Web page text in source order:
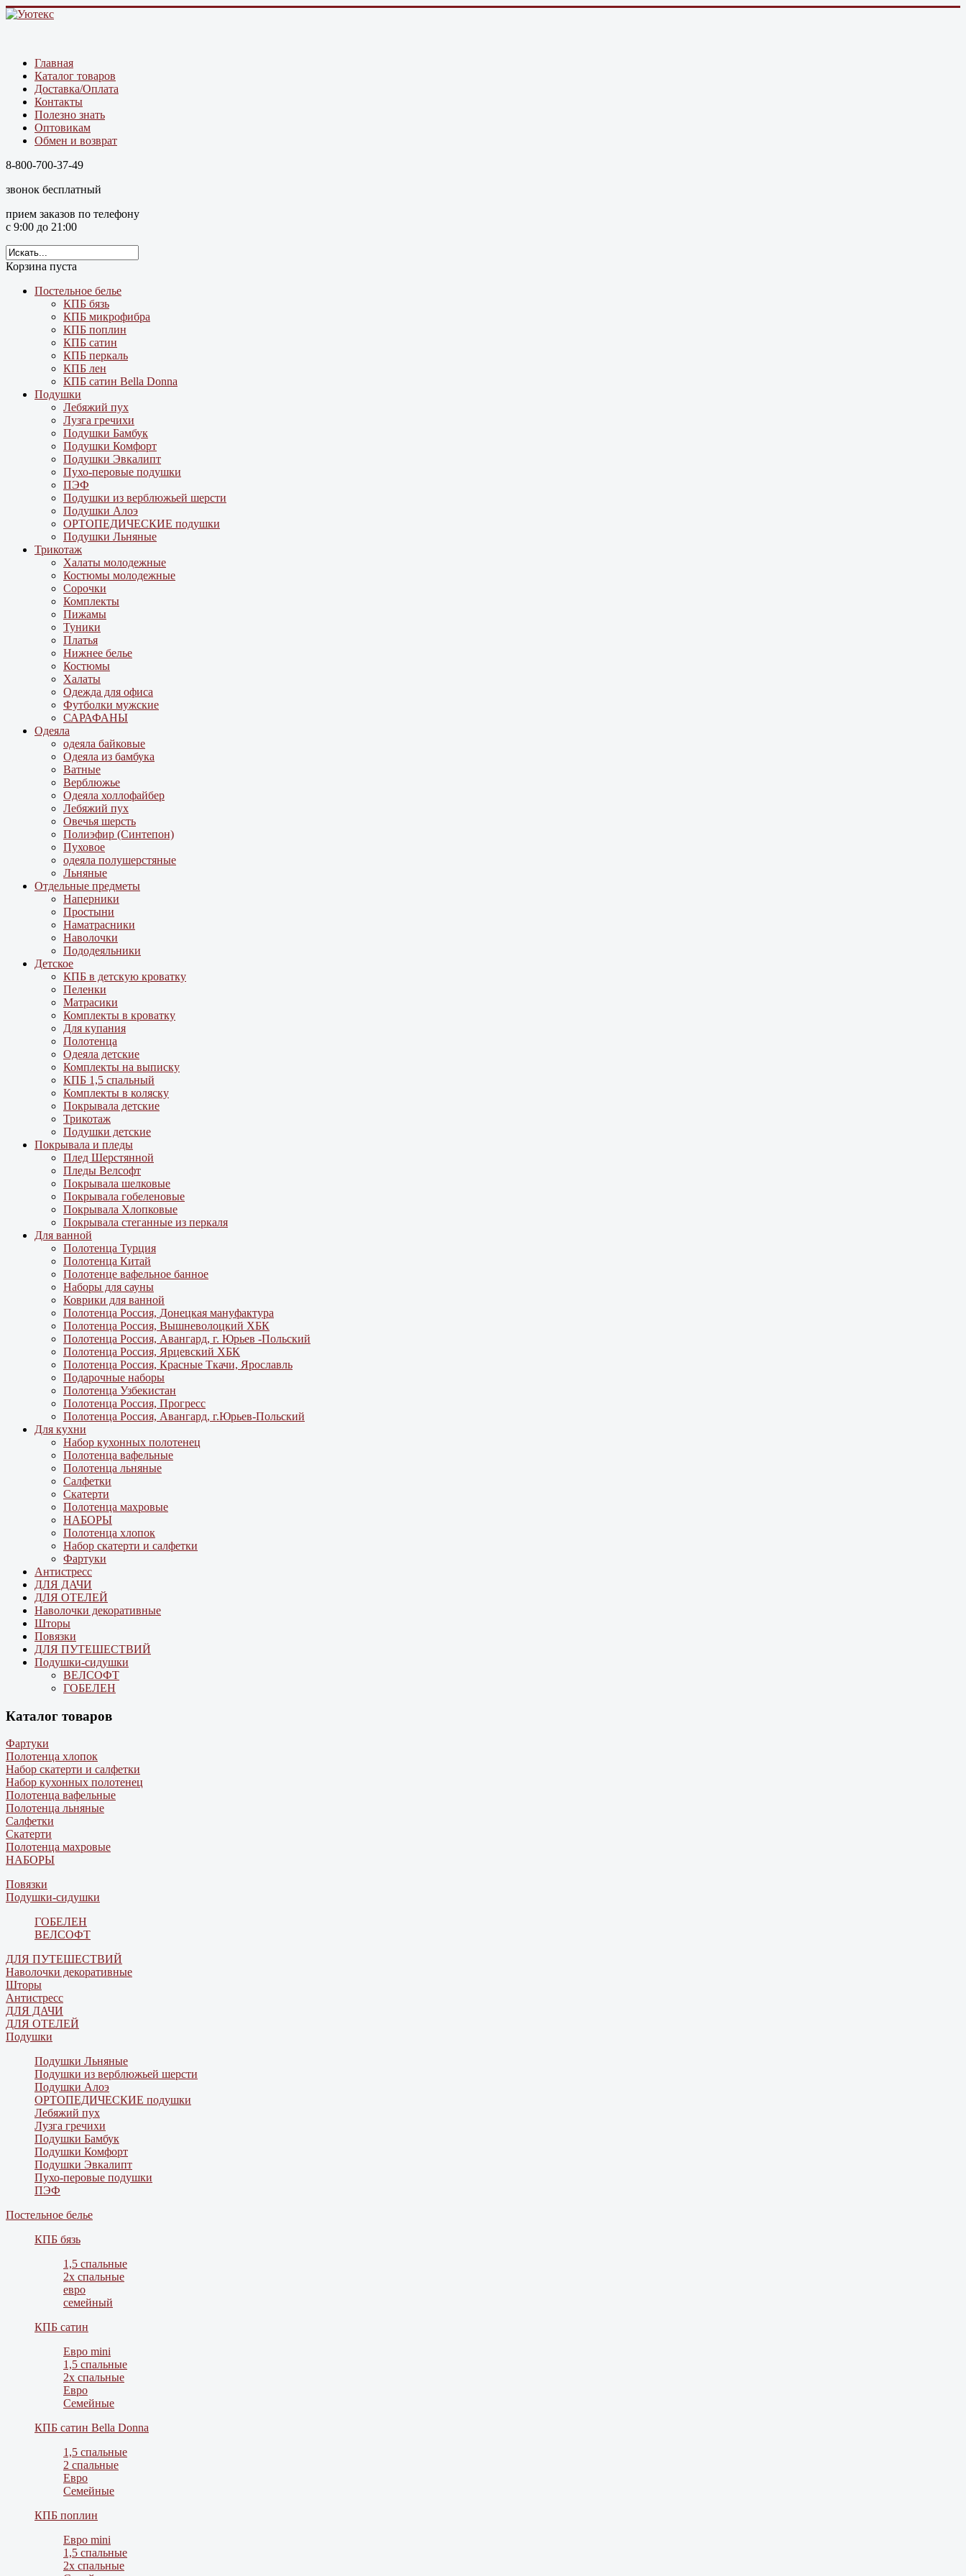
Главная
Каталог товаров
Доставка/Оплата
Контакты
Полезно знать
Оптовикам
Обмен и возврат
8-800-700-37-49
звонок бесплатный
прием заказов по телефону
с 9:00 до 21:00
Корзина пуста
Постельное белье
КПБ бязь
КПБ микрофибра
КПБ поплин
КПБ сатин
КПБ перкаль
КПБ лен
КПБ сатин Bella Donna
Подушки
Лебяжий пух
Лузга гречихи
Подушки Бамбук
Подушки Комфорт
Подушки Эвкалипт
Пухо-перовые подушки
ПЭФ
Подушки из верблюжьей шерсти
Подушки Алоэ
ОРТОПЕДИЧЕСКИЕ подушки
Подушки Льняные
Трикотаж
Халаты молодежные
Костюмы молодежные
Сорочки
Комплекты
Пижамы
Туники
Платья
Нижнее белье
Костюмы
Халаты
Одежда для офиса
Футболки мужские
САРАФАНЫ
Одеяла
одеяла байковые
Одеяла из бамбука
Ватные
Верблюжье
Одеяла холлофайбер
Лебяжий пух
Овечья шерсть
Полиэфир (Синтепон)
Пуховое
одеяла полушерстяные
Льняные
Отдельные предметы
Наперники
Простыни
Наматрасники
Наволочки
Пододеяльники
Детское
КПБ в детскую кроватку
Пеленки
Матрасики
Комплекты в кроватку
Для купания
Полотенца
Одеяла детские
Комплекты на выписку
КПБ 1,5 спальный
Комплекты в коляску
Покрывала детские
Трикотаж
Подушки детские
Покрывала и пледы
Плед Шерстянной
Пледы Велсофт
Покрывала шелковые
Покрывала гобеленовые
Покрывала Хлопковые
Покрывала стеганные из перкаля
Для ванной
Полотенца Турция
Полотенца Китай
Полотенце вафельное банное
Наборы для сауны
Коврики для ванной
Полотенца Россия, Донецкая мануфактура
Полотенца Россия, Вышневолоцкий ХБК
Полотенца Россия, Авангард, г. Юрьев -Польский
Полотенца Россия, Ярцевский ХБК
Полотенца Россия, Красные Ткачи, Ярославль
Подарочные наборы
Полотенца Узбекистан
Полотенца Россия, Прогресс
Полотенца Россия, Авангард, г.Юрьев-Польский
Для кухни
Набор кухонных полотенец
Полотенца вафельные
Полотенца льняные
Салфетки
Скатерти
Полотенца махровые
НАБОРЫ
Полотенца хлопок
Набор скатерти и салфетки
Фартуки
Антистресс
ДЛЯ ДАЧИ
ДЛЯ ОТЕЛЕЙ
Наволочки декоративные
Шторы
Повязки
ДЛЯ ПУТЕШЕСТВИЙ
Подушки-сидушки
ВЕЛСОФТ
ГОБЕЛЕН
Каталог товаров
Фартуки
Полотенца хлопок
Набор скатерти и салфетки
Набор кухонных полотенец
Полотенца вафельные
Полотенца льняные
Салфетки
Скатерти
Полотенца махровые
НАБОРЫ
Повязки
Подушки-сидушки
ГОБЕЛЕН
ВЕЛСОФТ
ДЛЯ ПУТЕШЕСТВИЙ
Наволочки декоративные
Шторы
Антистресс
ДЛЯ ДАЧИ
ДЛЯ ОТЕЛЕЙ
Подушки
Подушки Льняные
Подушки из верблюжьей шерсти
Подушки Алоэ
ОРТОПЕДИЧЕСКИЕ подушки
Лебяжий пух
Лузга гречихи
Подушки Бамбук
Подушки Комфорт
Подушки Эвкалипт
Пухо-перовые подушки
ПЭФ
Постельное белье
КПБ бязь
1,5 спальные
2х спальные
евро
семейный
КПБ сатин
Евро mini
1,5 спальные
2х спальные
Евро
Семейные
КПБ сатин Bella Donna
1,5 спальные
2 спальные
Евро
Семейные
КПБ поплин
Евро mini
1,5 спальные
2х спальные